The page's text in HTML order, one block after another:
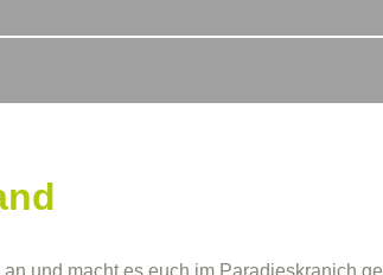
an und macht es euch im Paradieskranich